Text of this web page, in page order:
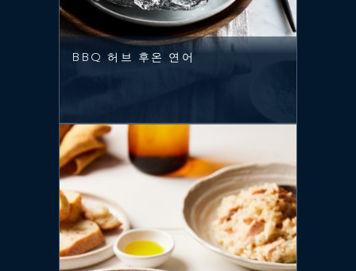
BBQ 허브 후온 연어